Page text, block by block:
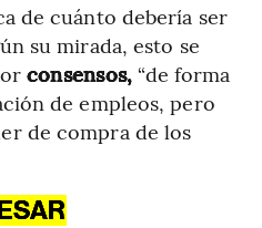
de cuánto debería ser
su mirada, esto se
consensos, “de forma
de empleos, pero
de compra de los